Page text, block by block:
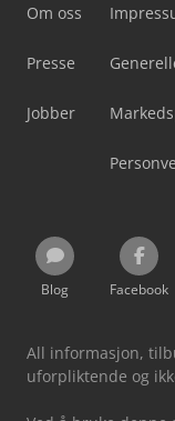
Om oss
Presse
Jobber
Blog Facebook
All informasjon,
uforpliktende og